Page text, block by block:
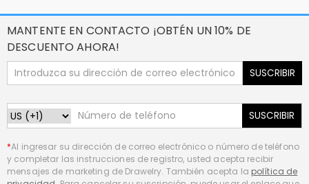
MANTENTE EN CONTACTO ¡OBTÉN UN 10% DE
DESCUENTO AHORA!
SUSCRIBIR
SUSCRIBIR
*Al ingresar su dirección de correo electrónico o número de teléfono
y completar las instrucciones de registro, usted acepta recibir
mensajes de marketing de Drawelry. También acepta la política de